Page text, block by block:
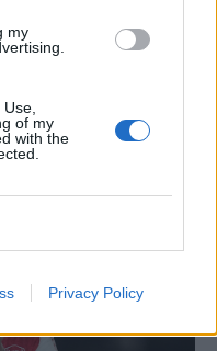
my
of my
with the
Privacy Policy
Jesus